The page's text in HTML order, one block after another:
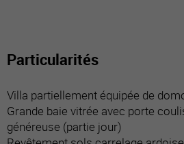
Particularités
Villa partiellement équipée de
Grande baie vitrée avec porte
généreuse (partie jour)